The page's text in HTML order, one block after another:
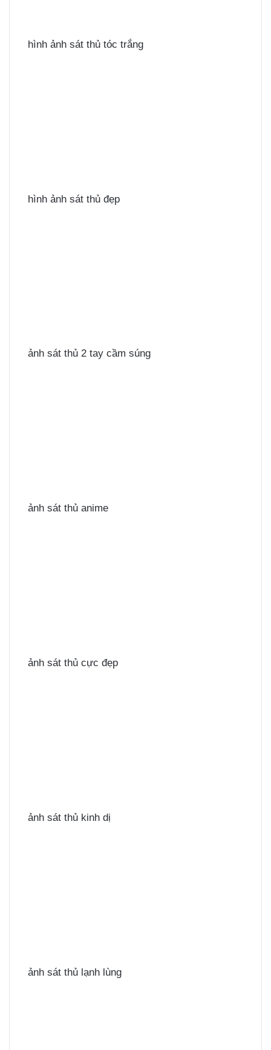
hình ảnh sát thủ tóc trắng
hình ảnh sát thủ đẹp
ảnh sát thủ 2 tay cầm súng
ảnh sát thủ anime
ảnh sát thủ cực đẹp
ảnh sát thủ kinh dị
ảnh sát thủ lạnh lùng